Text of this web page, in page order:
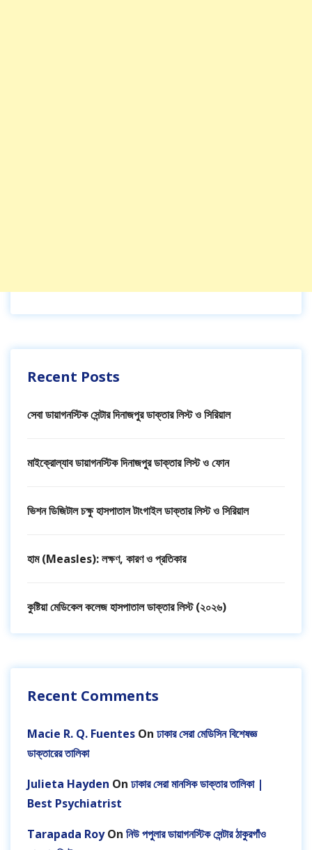
Recent Posts
সেবা ডায়াগনস্টিক সেন্টার দিনাজপুর ডাক্তার লিস্ট ও সিরিয়াল
মাইক্রোল্যাব ডায়াগনস্টিক দিনাজপুর ডাক্তার লিস্ট ও ফোন
ভিশন ডিজিটাল চক্ষু হাসপাতাল টাংগাইল ডাক্তার লিস্ট ও সিরিয়াল
হাম (Measles): লক্ষণ, কারণ ও প্রতিকার
কুষ্টিয়া মেডিকেল কলেজ হাসপাতাল ডাক্তার লিস্ট (২০২৬)
Recent Comments
Macie R. Q. Fuentes On ঢাকার সেরা মেডিসিন বিশেষজ্ঞ
ডাক্তারের তালিকা
Julieta Hayden On ঢাকার সেরা মানসিক ডাক্তার তালিকা |
Best Psychiatrist
Tarapada RoyOn নিউ পপুলার ডায়াগনস্টিক সেন্টার ঠাকুরগাঁও